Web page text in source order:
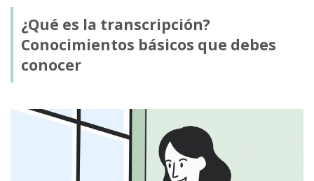
¿Qué es la transcripción?
Conocimientos básicos que debes
conocer